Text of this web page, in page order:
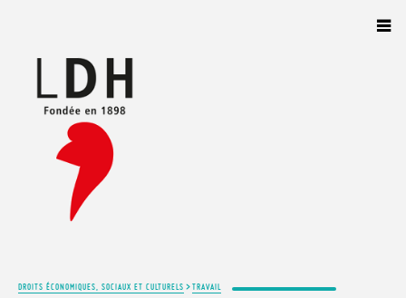
DROITS ÉCONOMIQUES, SOCIAUX ET CULTURELS >TRAVAIL